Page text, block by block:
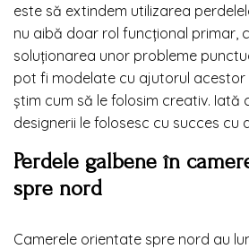
este să extindem utilizarea
nu aibă doar rol funcțional primar,
soluționarea unor probleme
pot fi modelate cu ajutorul acestor
știm cum să le folosim creativ. Iată
designerii le folosesc cu succes cu
Perdele galbene în
spre nord
Camerele orientate spre nord au